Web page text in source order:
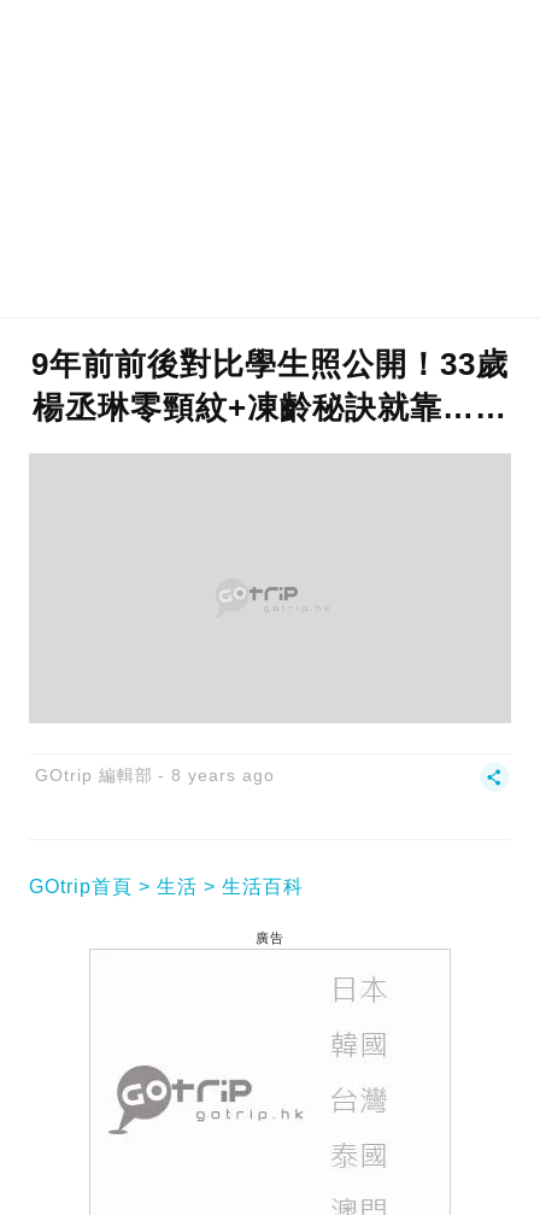
9年前前後對比學生照公開！33歲
楊丞琳零頸紋+凍齡秘訣就靠……
GOtrip 編輯部 8 years ago
GOtrip首頁 生活 生活百科
廣告